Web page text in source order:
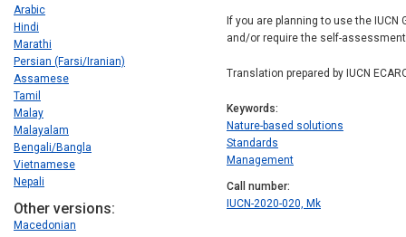
Arabic
Hindi
Marathi
Persian (Farsi/Iranian)
Assamese
Tamil
Malay
Malayalam
Bengali/Bangla
Vietnamese
Nepali
Other versions
Macedonian
If you are planning to use the IUCN
and/or require the self-
Translation prepared by IUCN
Keywords
Nature-based solutions
Standards
Management
Call number
IUCN-2020-020, Mk